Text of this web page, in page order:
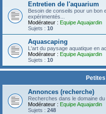
Entretien de l'aquarium
Besoin de conseils pour un bon
expérimentés...
Modérateur : Equipe Aquajardin
Sujets : 10
Aquascaping
L'art du paysage aquatique en
Modérateur : Equipe Aquajardin
Sujets : 10
Annonces (recherche)
Recherches dans le domaine
Modérateur : Equipe Aquajardin
Sujets : 248